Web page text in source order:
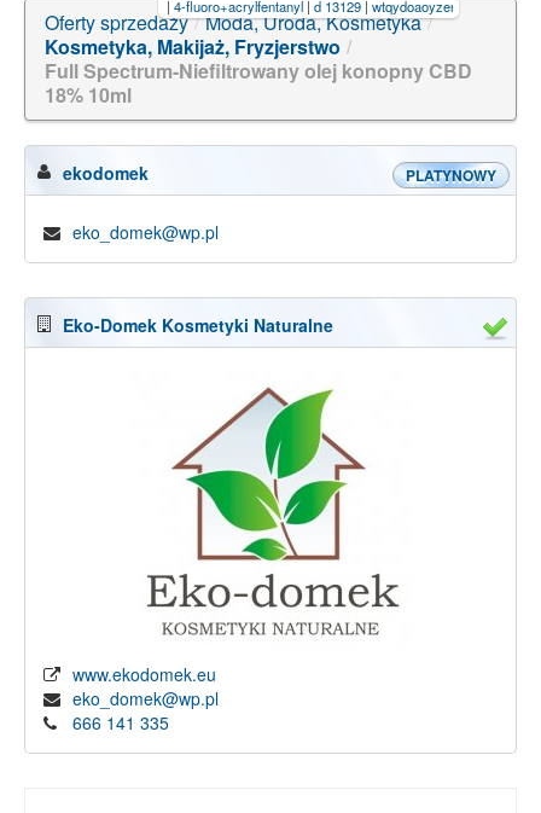
42-2 4-fluoro+acrylfentanyl|d 13129|wtqydoaoyzerjj-uhfffaoysa-n
Oferty sprzedaży / Moda, Uroda, Kosmetyka /
Kosmetyka, Makijaż, Fryzjerstwo /
Full Spectrum-Niefiltrowany olej konopny CBD
18% 10ml
PLATYNOWY
ekodomek
eko_domek@wp.pl
Eko-Domek Kosmetyki Naturalne
www.ekodomek.eu
eko_domek@wp.pl
666 141 335